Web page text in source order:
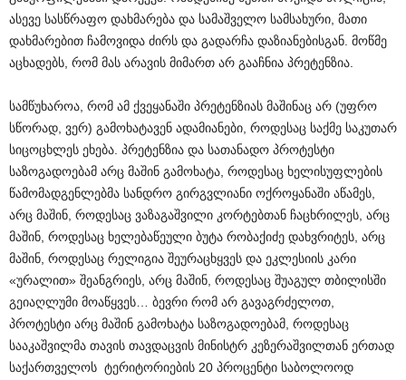
ასევე სასწრაფო დახმარება და სამაშველო სამსახური, მათი
დახმარებით ჩამოვიდა ძირს და გადარჩა დაზიანებისგან. მოწმე
აცხადებს, რომ მას არავის მიმართ არ გააჩნია პრეტენზია.
სამწუხაროა, რომ ამ ქვეყანაში პრეტენზიას მაშინაც არ (უფრო
სწორად, ვერ) გამოხატავენ ადამიანები, როდესაც საქმე საკუთარ
სიცოცხლეს ეხება. პრეტენზია და სათანადო პროტესტი
საზოგადოებამ არც მაშინ გამოხატა, როდესაც ხელისუფლების
წამომადგენლებმა სანდრო გირგვლიანი ოქროყანაში აწამეს,
არც მაშინ, როდესაც ვაზაგაშვილი კორტებთან ჩაცხრილეს, არც
მაშინ, როდესაც ხელებაწეული ბუტა რობაქიძე დახვრიტეს, არც
მაშინ, როდესაც რელიგია შეურაცხყვეს და ეკლესიის კარი
«ურალით» შეანგრიეს, არც მაშინ, როდესაც შუაგულ თბილისში
გეიაღლუმი მოაწყვეს… ბევრი რომ არ გავაგრძელოთ,
პროტესტი არც მაშინ გამოხატა საზოგადოებამ, როდესაც
სააკაშვილმა თავის თავდაცვის მინისტრ კეზერაშვილთან ერთად
საქართველოს ტერიტორიების 20 პროცენტი საბოლოოდ